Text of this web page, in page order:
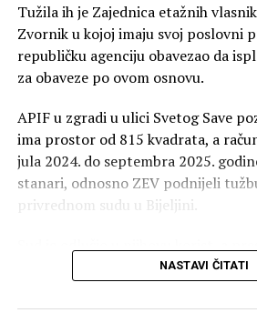
Tužila ih je Zajednica etažnih
Zvornik u kojoj imaju svoj poslovni
republičku agenciju obavezao da
za obaveze po ovom osnovu.
APIF u zgradi u ulici Svetog Save
ima prostor od 815 kvadrata, a
jula 2024. do septembra 2025.
stanari, odnosno ZEV podnijeli
privrednom sudu u Bijeljini.
potvrdio i Viši privredni sud u
pravosnažna.
NASTAVI ČITATI